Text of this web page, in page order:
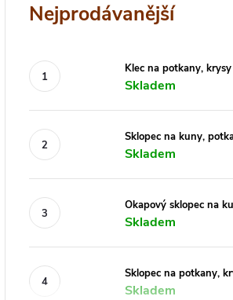
Nejprodávanější
Klec na potkany,
Skladem
Sklopec na kuny,
Skladem
Okapový sklopec na
Skladem
Sklopec na potkany,
Skladem